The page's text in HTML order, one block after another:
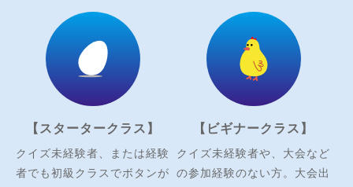
【スタータークラス】
クイズ未経験者、または経験
者でも初級クラスでボタンが
【ビギナークラス】
クイズ未経験者や、大会など
の参加経験のない方。大会出